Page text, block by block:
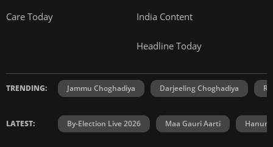
Care Today India Content
Headline Today
TRENDING: Jammu Choghadiya Darjeeling Choghadiya
LATEST: By-Election Live 2026 Maa Gauri Aarti